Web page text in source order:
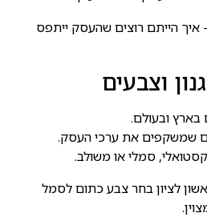
הייתם רוצים שהעסק ייתפס
בארץ ובעולם.
סמלי או משולב.
לציון בחר צבע כתום לסמל